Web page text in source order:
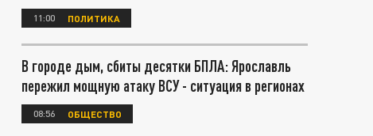
11:00 ПОЛИТИКА
В городе дым, сбиты десятки БПЛА: Ярославль
пережил мощную атаку ВСУ - ситуация в регионах
08:56 ОБЩЕСТВО